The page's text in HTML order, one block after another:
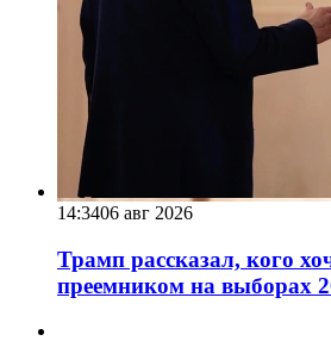
14:3406 авг 2026
Трамп рассказал, кого
преемником на выборах